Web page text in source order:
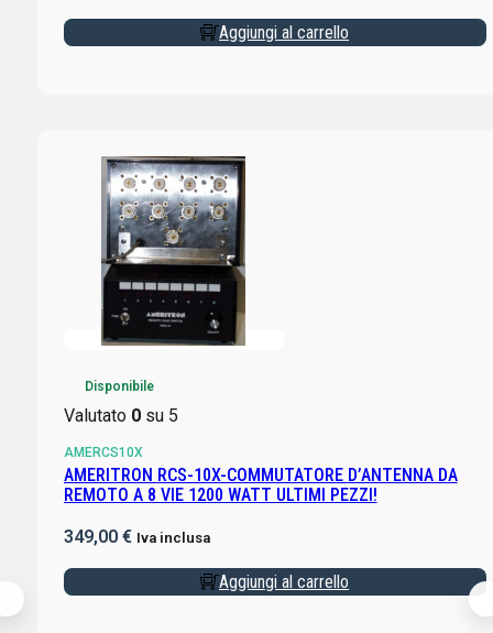
Aggiungi al carrello
Disponibile
Valutato 0su 5
AMERCS10X
AMERITRON RCS-10X-COMMUTATORE D’ANTENNA DA
REMOTO A 8 VIE 1200 WATT ULTIMI PEZZI!
349,00 € Iva inclusa
Aggiungi al carrello